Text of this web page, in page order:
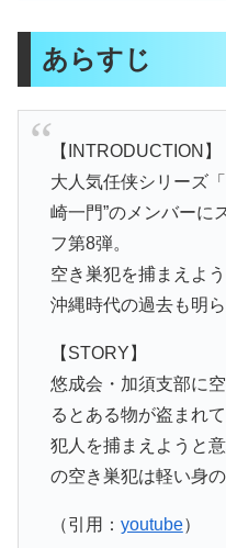
あらすじ
【INTRODUCTION】
大人気任侠シリーズ
崎一門”のメンバーに
フ第8弾。
空き巣犯を捕まえよ
沖縄時代の過去も明ら
【STORY】
悠成会・加須支部に
るとある物が盗まれて
犯人を捕まえようと
の空き巣犯は軽い身
（引用： youtube）